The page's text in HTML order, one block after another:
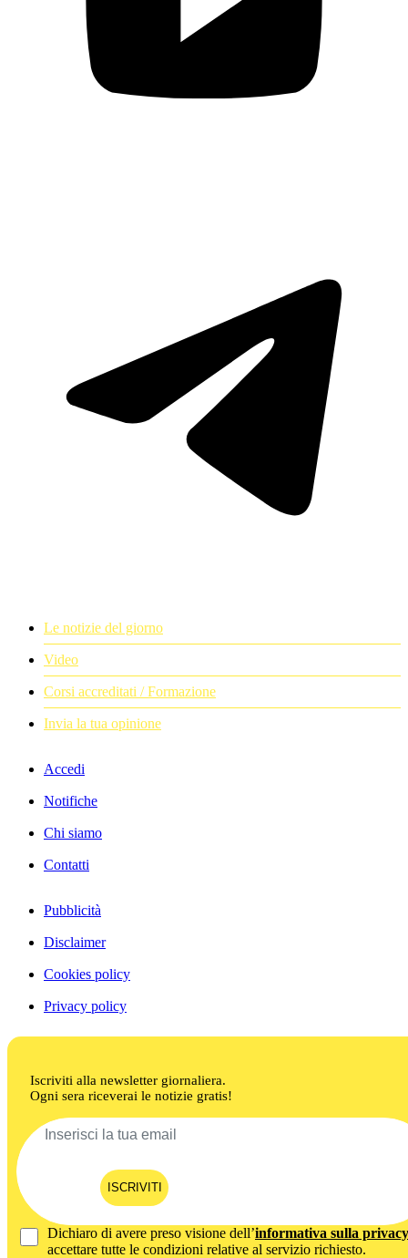
Le notizie del giorno
Video
Corsi accreditati / Formazione
Invia la tua opinione
Accedi
Notifiche
Chi siamo
Contatti
Pubblicità
Disclaimer
Cookies policy
Privacy policy
Iscriviti alla newsletter giornaliera.
Ogni sera riceverai le notizie gratis!
ISCRIVITI
Dichiaro di avere preso visione dell’informativa sulla privacy
accettare tutte le condizioni relative al servizio richiesto.